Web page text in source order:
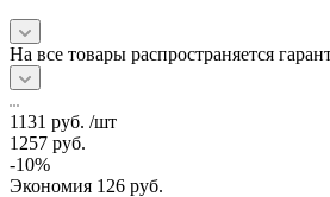
На все товары распространяется
1131 руб. /шт
1257 руб.
-10%
Экономия 126 руб.